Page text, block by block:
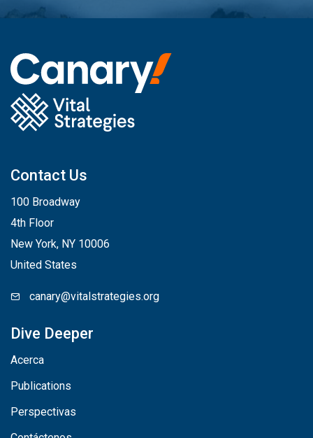
Contact Us
100 Broadway
4th Floor
New York, NY 10006
United States
canary@vitalstrategies.org
Dive Deeper
Acerca
Publications
Perspectivas